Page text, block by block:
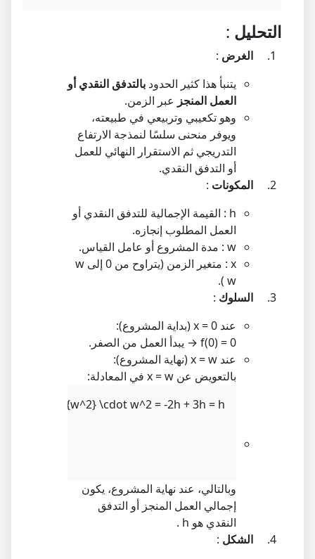
التحليل :
الغرض :
يتنبأ هذا كثير الحدود بالتدفق النقدي أو
العمل المنجز عبر الزمن.
وهو تكعيبي وتربيعي في طبيعته،
ويوفر منحنى سلسًا لنمذجة الارتفاع
التدريجي ثم الاستقرار النهائي للعمل
أو التدفق النقدي.
المكونات :
h : القيمة الإجمالية للتدفق النقدي أو
العمل المطلوب إنجازه.
w : مدة المشروع أو عامل القياس.
x : متغير الزمن (يتراوح من 0 إلى
w
w
).
السلوك :
عند x = 0(بداية المشروع):
f(0) = 0 → يبدأ العمل من الصفر.
عند x = w(نهاية المشروع):
بالتعويض عن x = w في المعادلة:
+ \frac{3h}{w^2} \cdot w^2 = -2h + 3h = h
وبالتالي، عند نهاية المشروع، يكون
إجمالي العمل المنجز أو التدفق
النقدي هو h
.
الشكل :